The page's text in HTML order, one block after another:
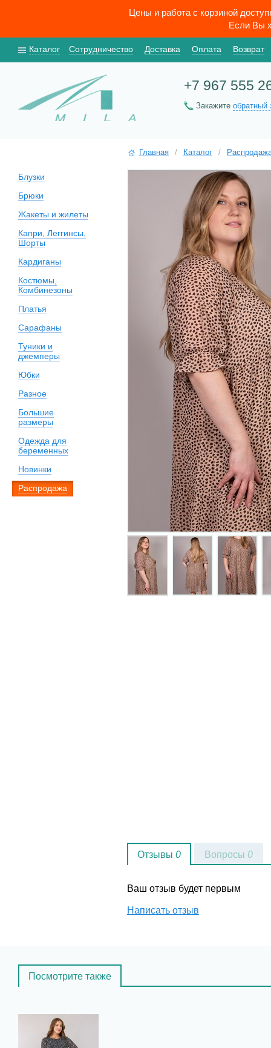
Цены и работа с корзиной
Если Вы
Каталог Сотрудничество Доставка Оплата Возврат
+7 967 555
Закажите обратный
Блузки
Брюки
Жакеты и жилеты
Капри, Леггинсы,
Шорты
Кардиганы
Костюмы,
Комбинезоны
Платья
Сарафаны
Туники и
джемперы
Юбки
Разное
Большие
размеры
Одежда для
беременных
Новинки
Распродажа
Главная / Каталог /
Отзывы 0
Ваш отзыв будет первым
Написать отзыв
Вопросы 0
Посмотрите также